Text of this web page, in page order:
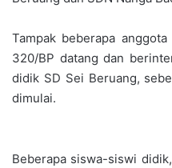
Tampak beberapa
320/BP datang dan
didik SD Sei Beruang,
dimulai.
Beberapa siswa-siswi